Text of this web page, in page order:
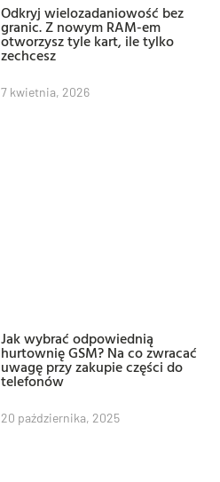
Odkryj wielozadaniowość bez
granic. Z nowym RAM-em
otworzysz tyle kart, ile tylko
zechcesz
7 kwietnia, 2026
Jak wybrać odpowiednią
hurtownię GSM? Na co zwracać
uwagę przy zakupie części do
telefonów
20 października, 2025